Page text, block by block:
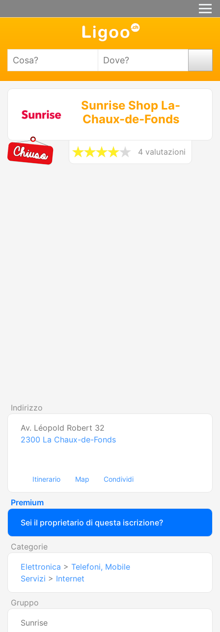
Sunrise Shop La-
Chaux-de-Fonds
4 valutazioni
Indirizzo
Av. Léopold Robert 32
2300 La Chaux-de-Fonds
Itinerario Map Condividi
Premium
Sei il proprietario di questa iscrizione?
Categorie
Elettronica > Telefoni, Mobile
Servizi > Internet
Gruppo
Sunrise